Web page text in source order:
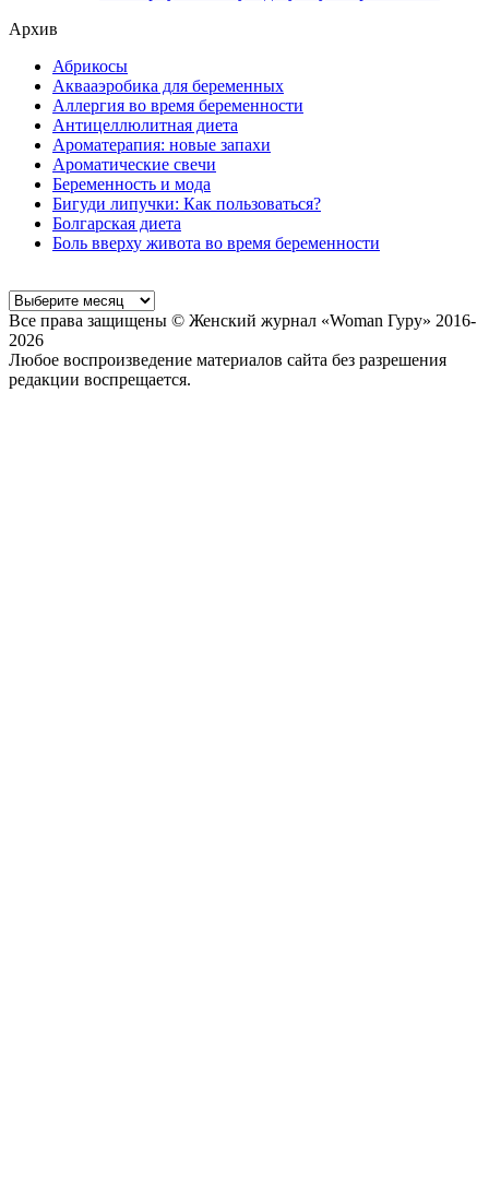
Архив
Абрикосы
Аквааэробика для беременных
Аллергия во время беременности
Антицеллюлитная диета
Ароматерапия: новые запахи
Ароматические свечи
Беременность и мода
Бигуди липучки: Как пользоваться?
Болгарская диета
Боль вверху живота во время беременности
Все права защищены © Женский журнал «Woman Гуру» 2016-
2026
Любое воспроизведение материалов сайта без разрешения
редакции воспрещается.